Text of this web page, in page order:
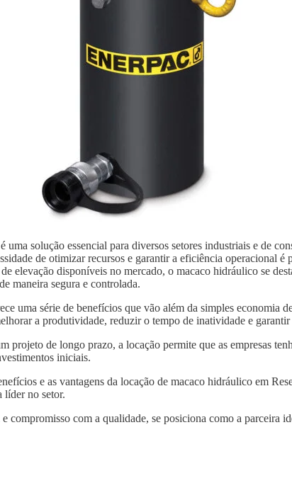
uma solução essencial para diversos setores industriais e de
de otimizar recursos e garantir a eficiência operacional é
elevação disponíveis no mercado, o macaco hidráulico se
maneira segura e controlada.
uma série de benefícios que vão além da simples economia
a produtividade, reduzir o tempo de inatividade e garantir
projeto de longo prazo, a locação permite que as empresas
iniciais.
e as vantagens da locação de macaco hidráulico em
líder no setor.
compromisso com a qualidade, se posiciona como a parceira